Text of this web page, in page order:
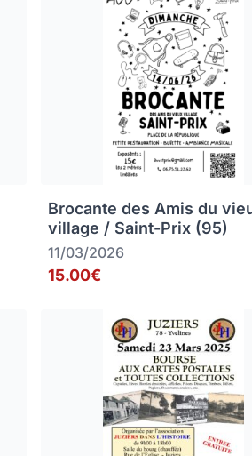
Brocante des Amis du
village / Saint-Prix (95)
11/03/2026
15.00€